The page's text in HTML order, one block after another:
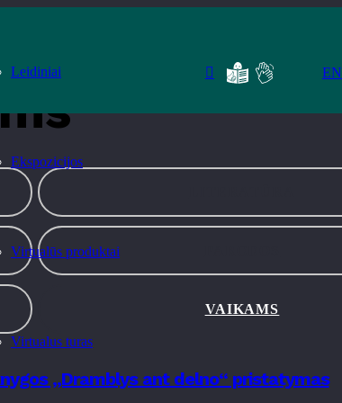
Leidiniai
Ekspozicijos
Virtualūs produktai
Virtualus turas
EN
VAIKAMS
„Dramblys ant delno“ pristatymas